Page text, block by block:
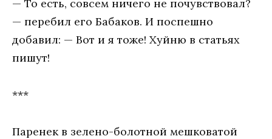
— То есть, совсем ничего не почувствовал?
— перебил его Бабаков. И поспешно
добавил: — Вот и я тоже! Хуйню в статьях
пишут!
***
Паренек в зелено-болотной мешковатой